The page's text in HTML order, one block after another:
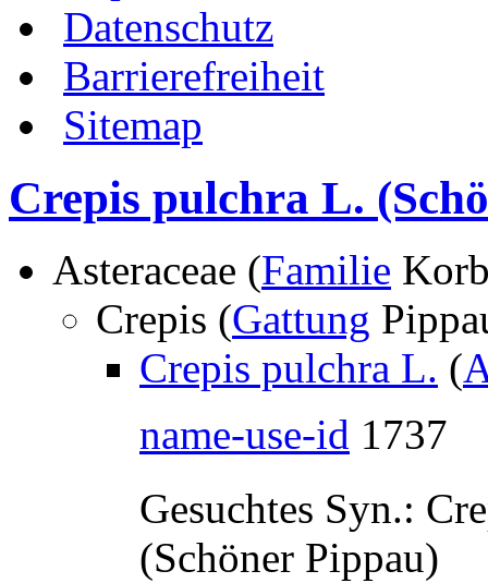
Datenschutz
Barrierefreiheit
Sitemap
Crepis pulchra L.
Asteraceae (Familie
Crepis (Gattung
Crepis pulchra L. (
name-use-id 1737
Gesuchtes Syn.:
(Schöner Pippau)